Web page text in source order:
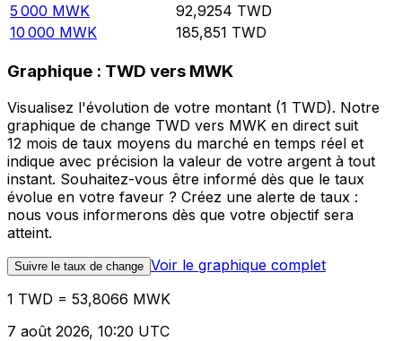
5 000 MWK 92,9254 TWD
10 000 MWK 185,851 TWD
Graphique : TWD vers MWK
Visualisez l'évolution de votre montant (1 TWD). Notre
graphique de change TWD vers MWK en direct suit
12 mois de taux moyens du marché en temps réel et
indique avec précision la valeur de votre argent à tout
instant. Souhaitez-vous être informé dès que le taux
évolue en votre faveur ? Créez une alerte de taux :
nous vous informerons dès que votre objectif sera
atteint.
Suivre le taux de change Voir le graphique complet
1 TWD = 53,8066 MWK
7 août 2026, 10:20 UTC